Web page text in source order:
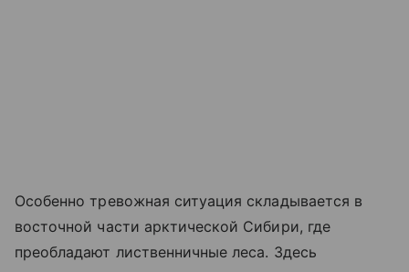
Особенно тревожная ситуация складывается в
восточной части арктической Сибири, где
преобладают лиственничные леса. Здесь